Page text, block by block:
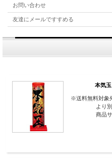
お問い合わせ
友達にメールですすめる
本気
※送料無料対象
より
商品